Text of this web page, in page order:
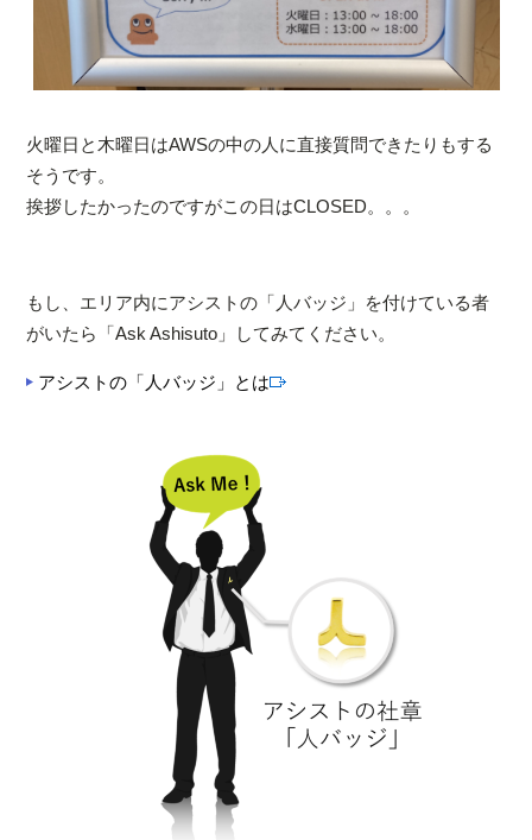
火曜日と木曜日はAWSの中の人に直接質問できたりもする
そうです。
挨拶したかったのですがこの日はCLOSED。。。
もし、エリア内にアシストの「人バッジ」を付けている者
がいたら「Ask Ashisuto」してみてください。
アシストの「人バッジ」とは